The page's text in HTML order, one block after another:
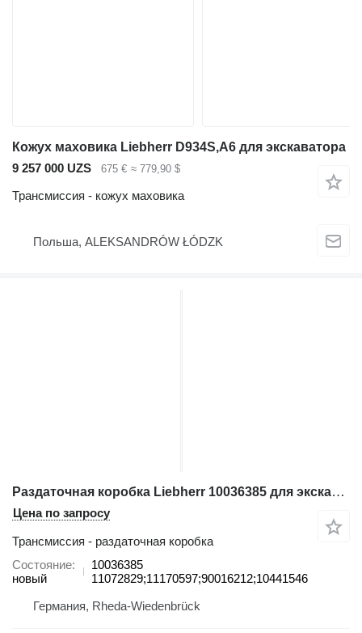
Кожух маховика Liebherr D934S,A6 для экскаватора
9 257 000 UZS
675 € ≈ 779,90 $
Трансмиссия - кожух маховика
Польша, ALEKSANDRÓW ŁÓDZK
Раздаточная коробка Liebherr 10036385 для экскаватора
Цена по запросу
Трансмиссия - раздаточная коробка
Состояние
новый
10036385
11072829;11170597;90016212;10441546
Германия, Rheda-Wiedenbrück